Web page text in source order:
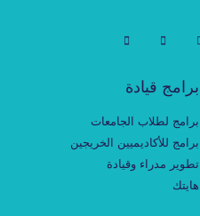
برامج قيادة
برامج لطلاب الجامعات
برامج للأكاديميين الخريجين
تطوير مدراء وقيادة
هايتك